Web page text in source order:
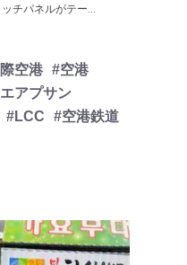
ッチパネルがテー...
空港 #空港
アプサン
#LCC
#空港鉄道